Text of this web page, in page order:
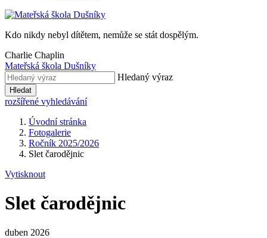
Kdo nikdy nebyl dítětem, nemůže se stát dospělým.
Charlie Chaplin
Mateřská škola Dušníky
Hledaný výraz
Hledat
rozšířené vyhledávání
Úvodní stránka
Fotogalerie
Ročník 2025/2026
Slet čarodějnic
Vytisknout
Slet čarodějnic
duben 2026